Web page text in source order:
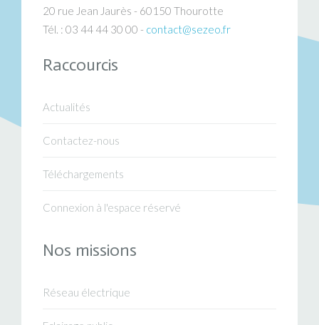
20 rue Jean Jaurès - 60150 Thourotte
Tél. : 03 44 44 30 00 - contact@sezeo.fr
Raccourcis
Actualités
Contactez-nous
Téléchargements
Connexion à l'espace réservé
Nos missions
Réseau électrique